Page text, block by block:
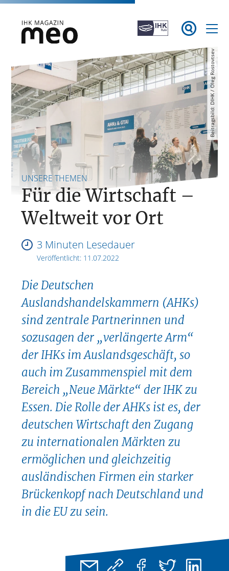

IHK Magazin meo Beitragsbild: DIHK / Oleg Rostovtsev
UNSERE THEMEN
Für die Wirtschaft –
Weltweit vor Ort
3 Minuten Lesedauer
Veröffentlicht: 11.07.2022
Die Deutschen
Auslandshandelskammern (AHKs)
sind zentrale Partnerinnen und
sozusagen der „verlängerte Arm“
der IHKs im Auslandsgeschäft, so
auch im Zusammenspiel mit dem
Bereich „Neue Märkte“ der IHK zu
Essen. Die Rolle der AHKs ist es, der
deutschen Wirtschaft den Zugang
zu internationalen Märkten zu
ermöglichen und gleichzeitig
ausländischen Firmen ein starker
Brückenkopf nach Deutschland und
in die EU zu sein.